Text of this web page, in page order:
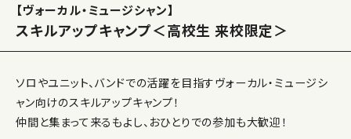
【ヴォーカル・ミュージシャン】
スキルアップキャンプ＜高校生 来校限定＞
ソロやユニット、バンドでの活躍を目指すヴォーカル・ミュージシ
ャン向けのスキルアップキャンプ！
仲間と集まって来るもよし、おひとりでの参加も大歓迎！